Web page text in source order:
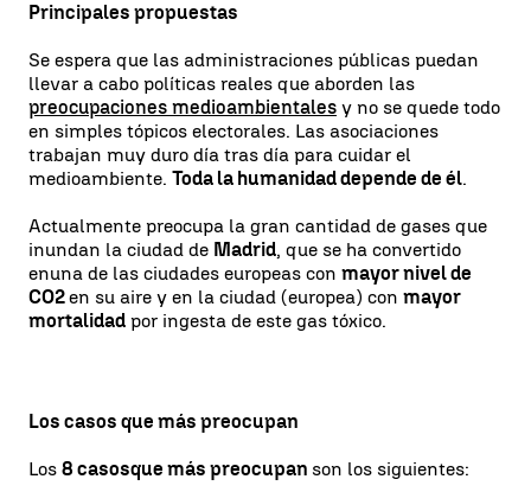
Principales propuestas
Se espera que las administraciones públicas puedan
llevar a cabo políticas reales que aborden las
preocupaciones medioambientales y no se quede todo
en simples tópicos electorales. Las asociaciones
trabajan muy duro día tras día para cuidar el
medioambiente. Toda la humanidad depende de él.
Actualmente preocupa la gran cantidad de gases que
inundan la ciudad de Madrid, que se ha convertido
enuna de las ciudades europeas con mayor nivel de
CO2en su aire y en la ciudad (europea) con mayor
mortalidad por ingesta de este gas tóxico.
Los casos que más preocupan
Los 8 casosque más preocupan son los siguientes: